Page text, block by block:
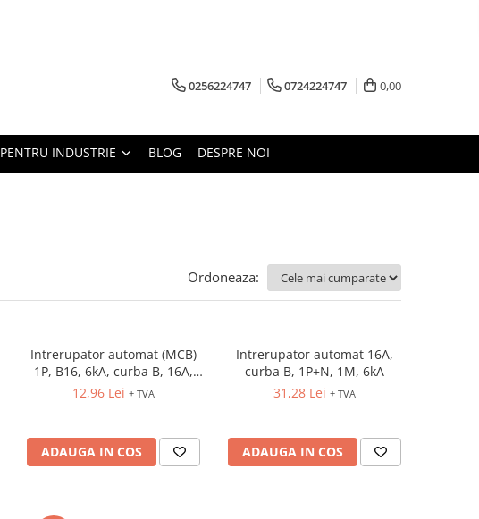
0256224747 0724224747 0,00
PENTRU INDUSTRIE BLOG DESPRE NOI
Ordoneaza:
Intrerupator automat (MCB)
1P, B16, 6kA, curba B, 16A,
1M, ETIMAT P6
12,96 Lei + TVA
ADAUGA IN COS
Intrerupator automat 16A,
curba B, 1P+N, 1M, 6kA
31,28 Lei + TVA
ADAUGA IN COS